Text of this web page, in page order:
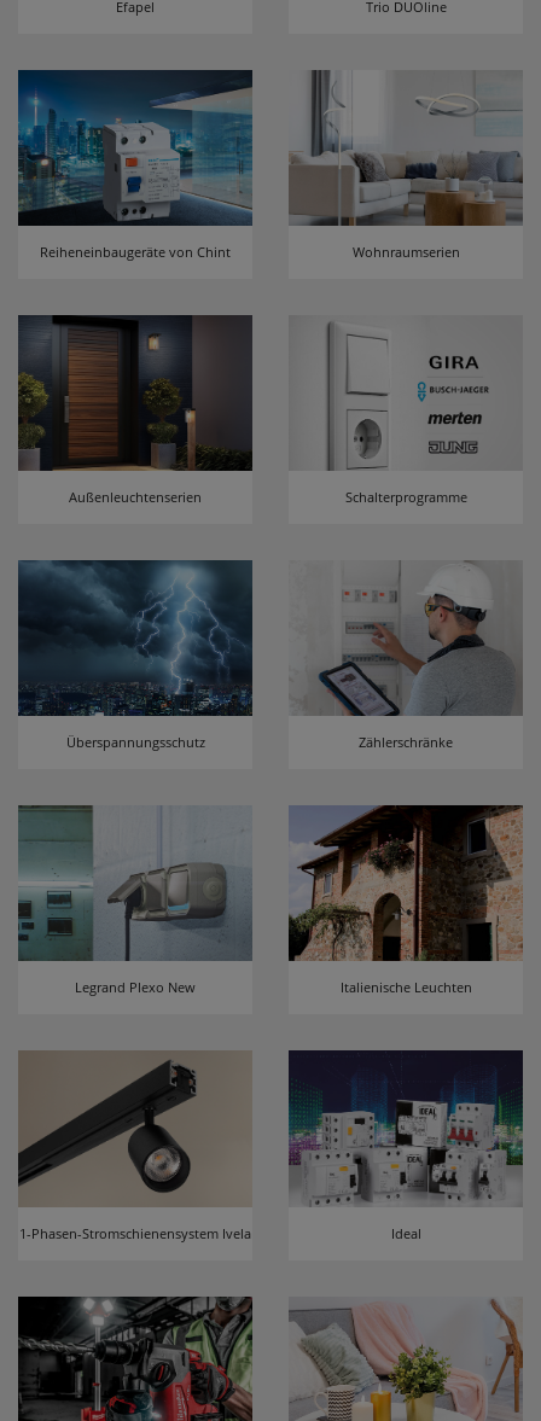
Efapel Trio DUOline
Reiheneinbaugeräte von Chint Wohnraumserien
Außenleuchtenserien Schalterprogramme
Überspannungsschutz Zählerschränke
Legrand Plexo New Italienische Leuchten
1-Phasen-Stromschienensystem Ivela Ideal
erneutem Aufruf die entsprechende Auswahl
Google Maps
Konfiguration speichern
Alle Cookies akzeptieren